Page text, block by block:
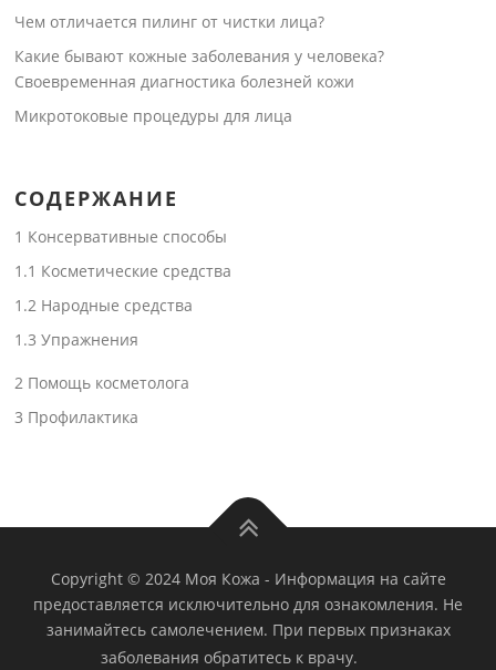
Чем отличается пилинг от чистки лица?
Какие бывают кожные заболевания у человека?
Своевременная диагностика болезней кожи
Микротоковые процедуры для лица
СОДЕРЖАНИЕ
1 Консервативные способы
1.1 Косметические средства
1.2 Народные средства
1.3 Упражнения
2 Помощь косметолога
3 Профилактика
Copyright © 2024 Моя Кожа - Информация на сайте
предоставляется исключительно для ознакомления. Не
занимайтесь самолечением. При первых признаках
заболевания обратитесь к врачу.